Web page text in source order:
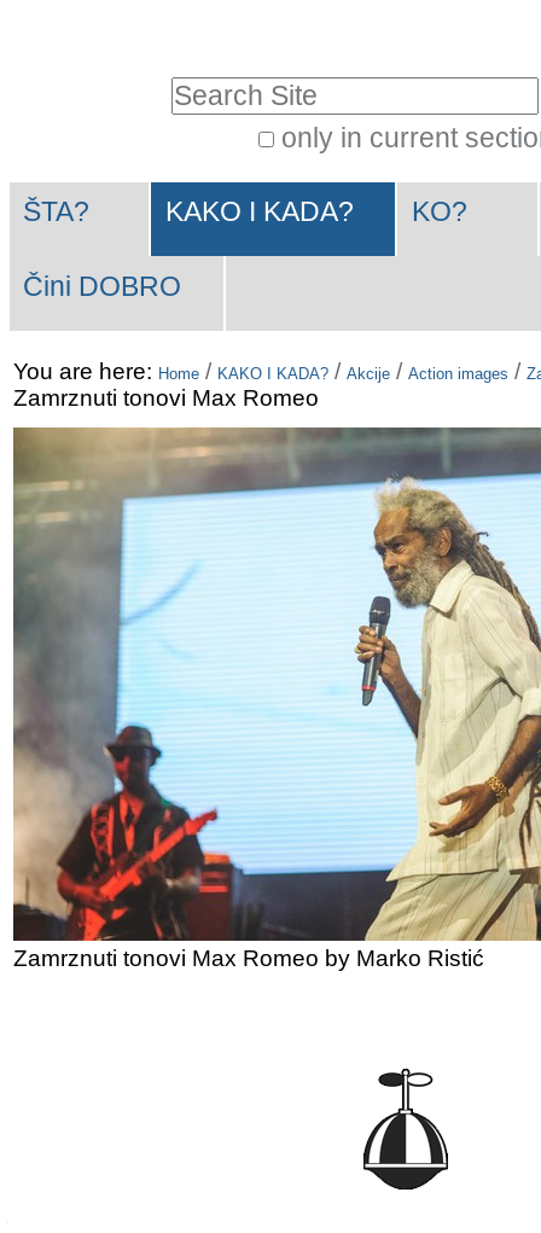
Skip
to
navigation
only in current
Search…
Navigation
ŠTA? KAKO I KADA? KO?
Čini DOBRO
You are here: Home / KAKO I KADA? / Akcije / Action images /
Zamrznuti tonovi Max Romeo
Zamrznuti tonovi Max Romeo by Marko Ristić